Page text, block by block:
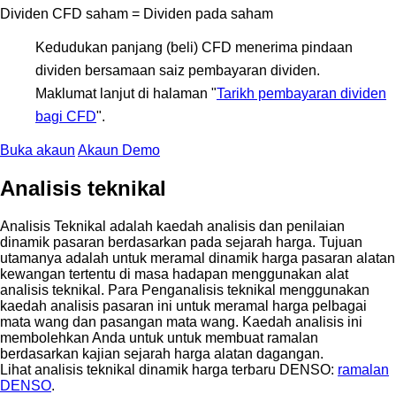
Dividen CFD saham = Dividen pada saham
Kedudukan panjang (beli) CFD menerima pindaan
dividen bersamaan saiz pembayaran dividen.
Maklumat lanjut di halaman "Tarikh pembayaran dividen
bagi CFD".
Buka akaun Akaun Demo
Analisis teknikal
Analisis Teknikal adalah kaedah analisis dan penilaian
dinamik pasaran berdasarkan pada sejarah harga. Tujuan
utamanya adalah untuk meramal dinamik harga pasaran alatan
kewangan tertentu di masa hadapan menggunakan alat
analisis teknikal. Para Penganalisis teknikal menggunakan
kaedah analisis pasaran ini untuk meramal harga pelbagai
mata wang dan pasangan mata wang. Kaedah analisis ini
membolehkan Anda untuk untuk membuat ramalan
berdasarkan kajian sejarah harga alatan dagangan.
Lihat analisis teknikal dinamik harga terbaru DENSO: ramalan
DENSO.